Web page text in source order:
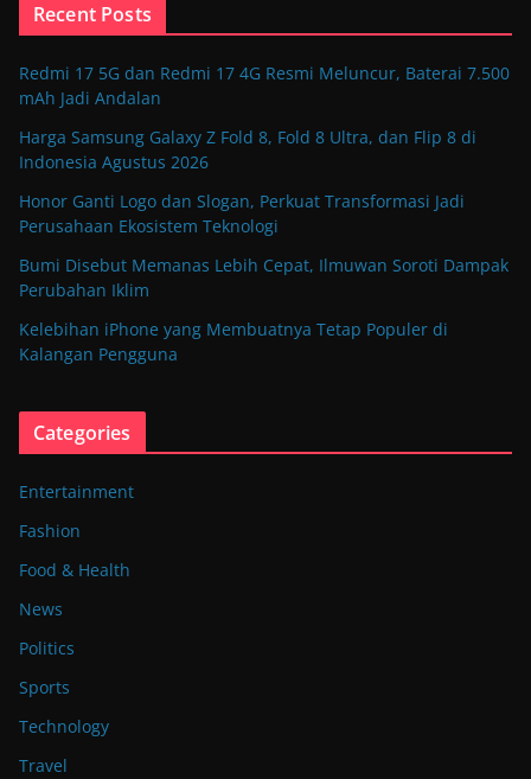
Recent Posts
Redmi 17 5G dan Redmi 17 4G Resmi Meluncur, Baterai 7.500
mAh Jadi Andalan
Harga Samsung Galaxy Z Fold 8, Fold 8 Ultra, dan Flip 8 di
Indonesia Agustus 2026
Honor Ganti Logo dan Slogan, Perkuat Transformasi Jadi
Perusahaan Ekosistem Teknologi
Bumi Disebut Memanas Lebih Cepat, Ilmuwan Soroti Dampak
Perubahan Iklim
Kelebihan iPhone yang Membuatnya Tetap Populer di
Kalangan Pengguna
Categories
Entertainment
Fashion
Food & Health
News
Politics
Sports
Technology
Travel